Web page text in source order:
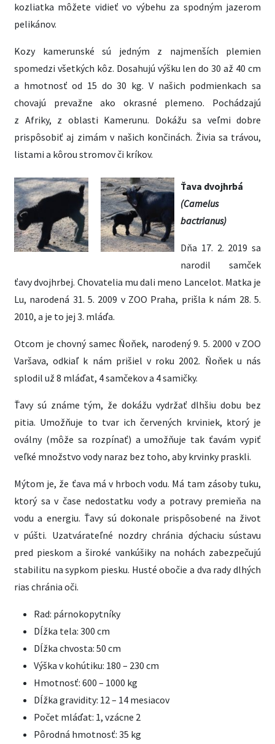
kozliatka môžete vidieť vo výbehu za spodným jazerom
pelikánov.
Kozy kamerunské sú jedným z najmenších plemien
spomedzi všetkých kôz. Dosahujú výšku len do 30 až 40 cm
a hmotnosť od 15 do 30 kg. V našich podmienkach sa
chovajú prevažne ako okrasné plemeno. Pochádzajú
z Afriky, z oblasti Kamerunu. Dokážu sa veľmi dobre
prispôsobiť aj zimám v našich končinách. Živia sa trávou,
listami a kôrou stromov či kríkov.
Ťava dvojhrbá
(Camelus
bactrianus)
Dňa 17. 2. 2019 sa
narodil samček
ťavy dvojhrbej. Chovatelia mu dali meno Lancelot. Matka je
Lu, narodená 31. 5. 2009 v ZOO Praha, prišla k nám 28. 5.
2010, a je to jej 3. mláďa.
Otcom je chovný samec Ňoňek, narodený 9. 5. 2000 v ZOO
Varšava, odkiaľ k nám prišiel v roku 2002. Ňoňek u nás
splodil už 8 mláďat, 4 samčekov a 4 samičky.
Ťavy sú známe tým, že dokážu vydržať dlhšiu dobu bez
pitia. Umožňuje to tvar ich červených krviniek, ktorý je
oválny (môže sa rozpínať) a umožňuje tak ťavám vypiť
veľké množstvo vody naraz bez toho, aby krvinky praskli.
Mýtom je, že ťava má v hrboch vodu. Má tam zásoby tuku,
ktorý sa v čase nedostatku vody a potravy premieňa na
vodu a energiu. Ťavy sú dokonale prispôsobené na život
v púšti. Uzatvárateľné nozdry chránia dýchaciu sústavu
pred pieskom a široké vankúšiky na nohách zabezpečujú
stabilitu na sypkom piesku. Husté obočie a dva rady dlhých
rias chránia oči.
Rad: párnokopytníky
Dĺžka tela: 300 cm
Dĺžka chvosta: 50 cm
Výška v kohútiku: 180 – 230 cm
Hmotnosť: 600 – 1000 kg
Dĺžka gravidity: 12 – 14 mesiacov
Počet mláďat: 1, vzácne 2
Pôrodná hmotnosť: 35 kg